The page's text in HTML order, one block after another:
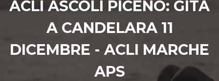
ACLI ASCOLI PICENO: GITA
A CANDELARA 11
DICEMBRE - ACLI MARCHE
APS